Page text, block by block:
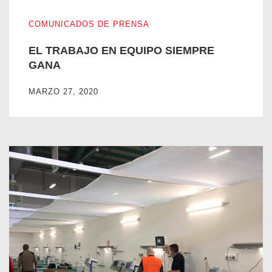
COMUNICADOS DE PRENSA
EL TRABAJO EN EQUIPO SIEMPRE
GANA
MARZO 27, 2020